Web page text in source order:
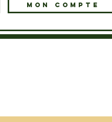
MON COMPTE